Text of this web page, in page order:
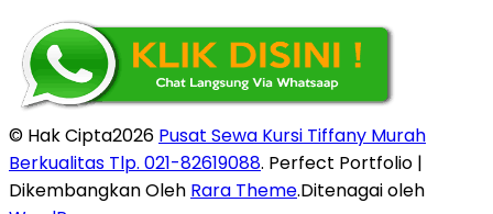
© Hak Cipta2026 Pusat Sewa Kursi Tiffany Murah
Berkualitas Tlp. 021-82619088. Perfect Portfolio |
Dikembangkan Oleh Rara Theme.Ditenagai oleh